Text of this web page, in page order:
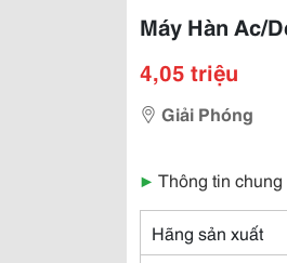
Máy Hàn Ac/
4,05 triệu
Giải Phóng
▶ Thông tin chung
Hãng sản xuất